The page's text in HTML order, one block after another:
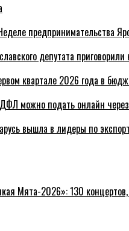
предпринимательства
депутата
квартале 2026 года в
можно подать онлайн
вышла в лидеры по
Мята-2026»: 130